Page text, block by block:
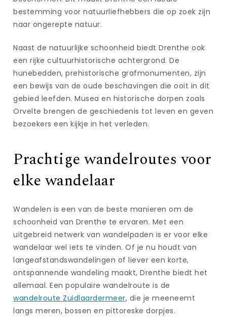
bestemming voor natuurliefhebbers die op zoek zijn
naar ongerepte natuur.
Naast de natuurlijke schoonheid biedt Drenthe ook
een rijke cultuurhistorische achtergrond. De
hunebedden, prehistorische grafmonumenten, zijn
een bewijs van de oude beschavingen die ooit in dit
gebied leefden. Musea en historische dorpen zoals
Orvelte brengen de geschiedenis tot leven en geven
bezoekers een kijkje in het verleden.
Prachtige wandelroutes voor
elke wandelaar
Wandelen is een van de beste manieren om de
schoonheid van Drenthe te ervaren. Met een
uitgebreid netwerk van wandelpaden is er voor elke
wandelaar wel iets te vinden. Of je nu houdt van
langeafstandswandelingen of liever een korte,
ontspannende wandeling maakt, Drenthe biedt het
allemaal. Een populaire wandelroute is de
wandelroute Zuidlaardermeer, die je meeneemt
langs meren, bossen en pittoreske dorpjes.